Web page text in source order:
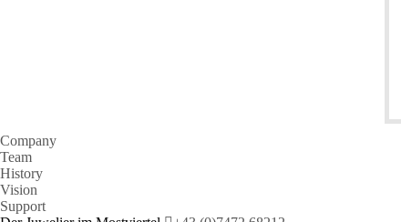
Company
Team
History
Vision
Support